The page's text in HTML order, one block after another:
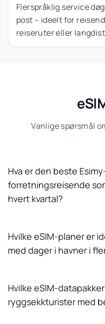
Flerspråklig service
post – ideelt for
reiseruter eller
Vanlige spørsmål
Hva er den beste
forretningsreisende
hvert kvartal?
Hvilke eSIM-planer er
med dager i havner i
Hvilke eSIM-
ryggsekkturister med